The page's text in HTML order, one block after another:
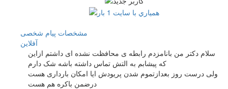
مشخصات پیام شخصی
آفلاين
سلام دکتر من بانامزدم رابطه ی محافظت نشده ای داشتم ازاین
که پیشابم به التش تماس داشته باشه شک دارم
ولی درست روز بعدازتموم شدن پریودش ایا امکان بارداری هست
درضمن باکره هم هست